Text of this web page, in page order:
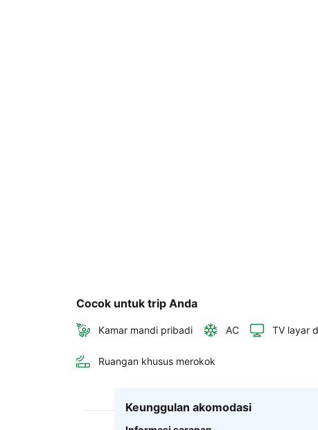
Cocok untuk trip Anda
Kamar mandi pribadi AC TV layar
Ruangan khusus merokok
Keunggulan akomodasi